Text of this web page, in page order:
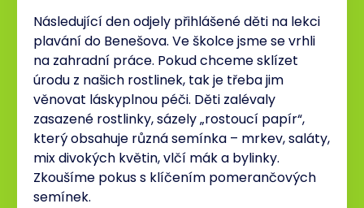
Následující den odjely přihlášené děti na lekci
plavání do Benešova. Ve školce jsme se vrhli
na zahradní práce. Pokud chceme sklízet
úrodu z našich rostlinek, tak je třeba jim
věnovat láskyplnou péči. Děti zalévaly
zasazené rostlinky, sázely „rostoucí papír“,
který obsahuje různá semínka – mrkev, saláty,
mix divokých květin, vlčí mák a bylinky.
Zkoušíme pokus s klíčením pomerančových
semínek.